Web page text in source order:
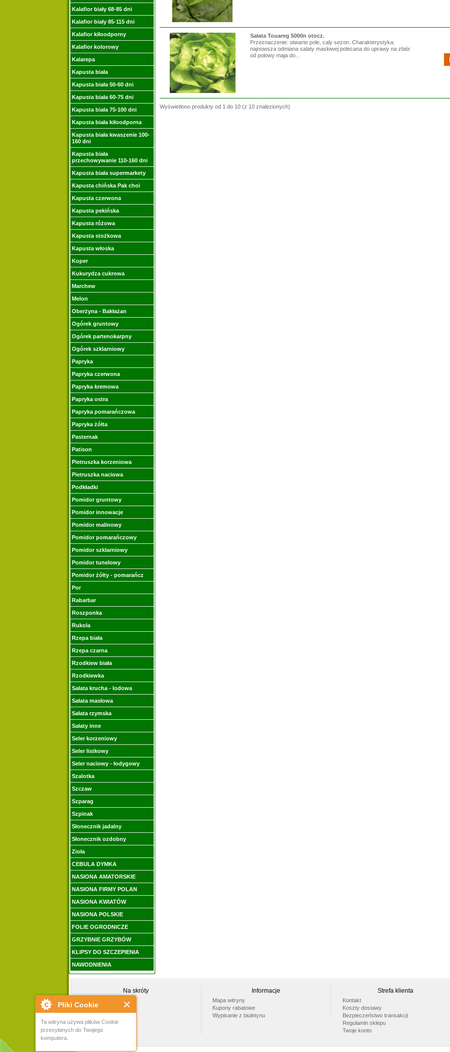
Pliki Cookie
Ta witryna używa plików Cookie
przesyłanych do Twojego
komputera.
Kalafior biały 68-85 dni
Kalafior biały 85-115 dni
Kalafior kiłoodporny
Kalafior kolorowy
Kalarepa
Kapusta biała
Kapusta biała 50-60 dni
Kapusta biała 60-75 dni
Kapusta biała 75-100 dni
Kapusta biała kiłoodporna
Kapusta biała kwaszenie 100-
160 dni
Kapusta biała
przechowywanie 110-160 dni
Kapusta biała supermarkety
Kapusta chińska Pak choi
Kapusta czerwona
Kapusta pekińska
Kapusta różowa
Kapusta stożkowa
Kapusta włoska
Koper
Kukurydza cukrowa
Marchew
Melon
Oberżyna - Bakłażan
Ogórek gruntowy
Ogórek partenokarpny
Ogórek szklarniowy
Papryka
Papryka czerwona
Papryka kremowa
Papryka ostra
Papryka pomarańczowa
Papryka żółta
Pasternak
Patison
Pietruszka korzeniowa
Pietruszka naciowa
Podkładki
Pomidor gruntowy
Pomidor innowacje
Pomidor malinowy
Pomidor pomarańczowy
Pomidor szklarniowy
Pomidor tunelowy
Pomidor żółty - pomarańcz
Por
Rabarbar
Roszponka
Rukola
Rzepa biała
Rzepa czarna
Rzodkiew biała
Rzodkiewka
Sałata krucha - lodowa
Sałata masłowa
Sałata rzymska
Sałaty inne
Seler korzeniowy
Seler listkowy
Seler naciowy - łodygowy
Szalotka
Szczaw
Szparag
Szpinak
Słonecznik jadalny
Słonecznik ozdobny
Zioła
CEBULA DYMKA
NASIONA AMATORSKIE
NASIONA FIRMY POLAN
NASIONA KWIATÓW
NASIONA POLSKIE
FOLIE OGRODNICZE
GRZYBNIE GRZYBÓW
KLIPSY DO SZCZEPIENIA
NAWODNIENIA
Sałata Touareg 5000n otocz.
Przeznaczenie: otwarte pole, caly sezon. Charakterystyka:
najnowsza odmiana salaty maslowej polecana do uprawy na zbiór
od polowy maja do...
Wyświetlono produkty od 1 do 10 (z 10 znalezionych)
Na skróty
Polecane produkty
Nowości
Wszystkie produkty ...
Informacje
Mapa witryny
Kupony rabatowe
Wypisanie z biuletynu
Strefa klienta
Kontakt
Koszty dostawy
Bezpieczeństwo transakcji
Regulamin sklepu
Twoje konto